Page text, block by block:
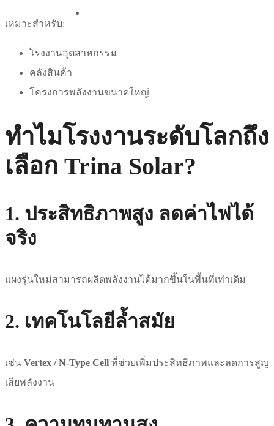
เหมาะสำหรับ:
โรงงานอุตสาหกรรม
คลังสินค้า
โครงการพลังงานขนาดใหญ่
ทำไมโรงงานระดับโลกถึง
เลือก Trina Solar?
1. ประสิทธิภาพสูง ลดค่าไฟได้
จริง
แผงรุ่นใหม่สามารถผลิตพลังงานได้มากขึ้นในพื้นที่เท่าเดิม
2. เทคโนโลยีล้ำสมัย
เช่น Vertex / N-Type Cell ที่ช่วยเพิ่มประสิทธิภาพและลดการสูญ
เสียพลังงาน